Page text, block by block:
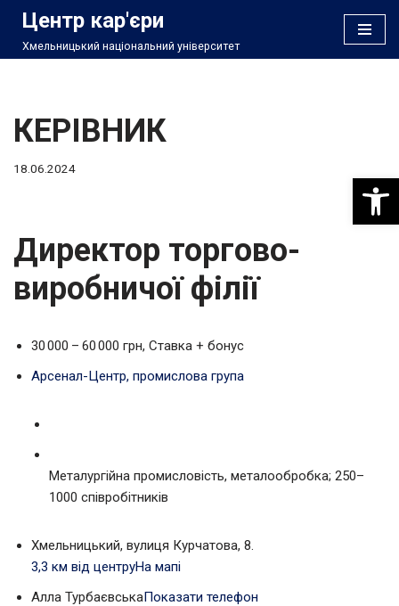
Перейти
Центр кар'єри
Хмельницький національний університет
КЕРІВНИК
18.06.2024
Директор торгово-
виробничої філії
30 000 – 60 000 грн, Cтавка + бонус
Арсенал-Центр, промислова група
Металургійна промисловість, металообробка; 250–
1000 співробітників
Хмельницький, вулиця Курчатова, 8.
3,3 км від центруНа мапі
Алла ТурбаєвськаПоказати телефон